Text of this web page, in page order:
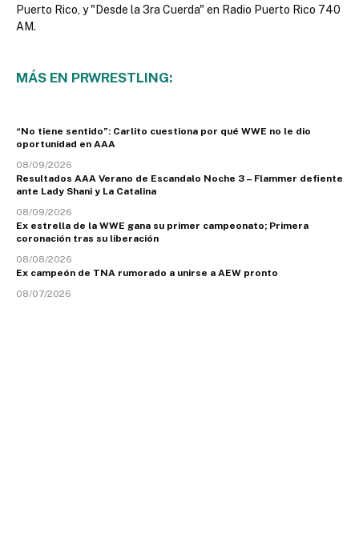
Puerto Rico, y "Desde la 3ra Cuerda" en Radio Puerto Rico 740
AM.
MÁS EN PRWRESTLING:
“No tiene sentido”: Carlito cuestiona por qué WWE no le dio
oportunidad en AAA
08/09/2026
Resultados AAA Verano de Escandalo Noche 3 – Flammer defiente
ante Lady Shani y La Catalina
08/09/2026
Ex estrella de la WWE gana su primer campeonato; Primera
coronación tras su liberación
08/08/2026
Ex campeón de TNA rumorado a unirse a AEW pronto
08/07/2026